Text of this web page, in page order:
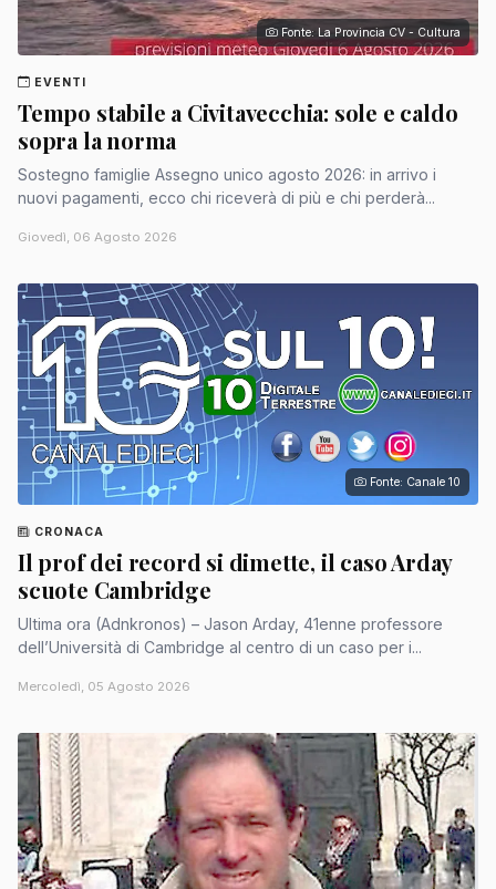
Fonte: La Provincia CV - Cultura
EVENTI
Tempo stabile a Civitavecchia: sole e caldo
sopra la norma
Sostegno famiglie Assegno unico agosto 2026: in arrivo i
nuovi pagamenti, ecco chi riceverà di più e chi perderà...
Giovedì, 06 Agosto 2026
Fonte: Canale 10
CRONACA
Il prof dei record si dimette, il caso Arday
scuote Cambridge
Ultima ora (Adnkronos) – Jason Arday, 41enne professore
dell’Università di Cambridge al centro di un caso per i...
Mercoledì, 05 Agosto 2026